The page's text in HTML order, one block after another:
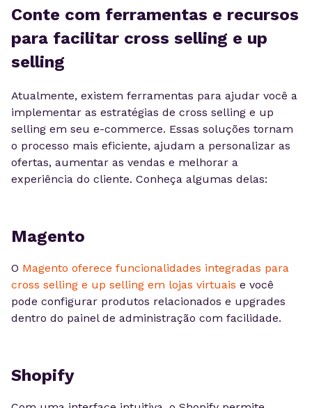
Conte com ferramentas e recursos
para facilitar cross selling e up
selling
Atualmente, existem ferramentas para ajudar você a
implementar as estratégias de cross selling e up
selling em seu e-commerce. Essas soluções tornam
o processo mais eficiente, ajudam a personalizar as
ofertas, aumentar as vendas e melhorar a
experiência do cliente. Conheça algumas delas:
Magento
O Magento oferece funcionalidades integradas para
cross selling e up selling em lojas virtuais e você
pode configurar produtos relacionados e upgrades
dentro do painel de administração com facilidade.
Shopify